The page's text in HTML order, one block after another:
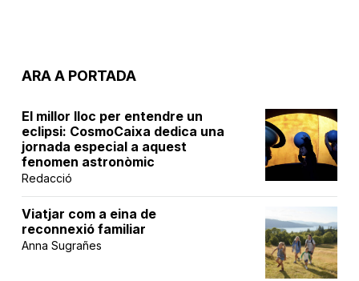
ARA A PORTADA
El millor lloc per entendre un
eclipsi: CosmoCaixa dedica una
jornada especial a aquest
fenomen astronòmic
Redacció
Viatjar com a eina de
reconnexió familiar
Anna Sugrañes